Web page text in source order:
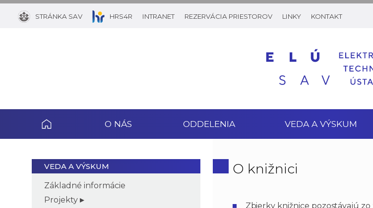
STRÁNKA SAV HRS4R INTRANET REZERVÁCIA PRIESTOROV LINKY KONTAKT
O NÁS ODDELENIA VEDA A VÝSKUM
VEDA A VÝSKUM
Základné informácie
Projekty
O knižnici
Zbierky knižnice pozostávajú